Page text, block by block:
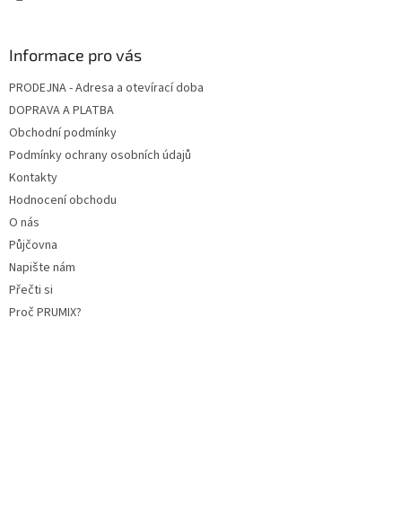
Informace pro vás
PRODEJNA - Adresa a otevírací doba
DOPRAVA A PLATBA
Obchodní podmínky
Podmínky ochrany osobních údajů
Kontakty
Hodnocení obchodu
O nás
Půjčovna
Napište nám
Přečti si
Proč PRUMIX?